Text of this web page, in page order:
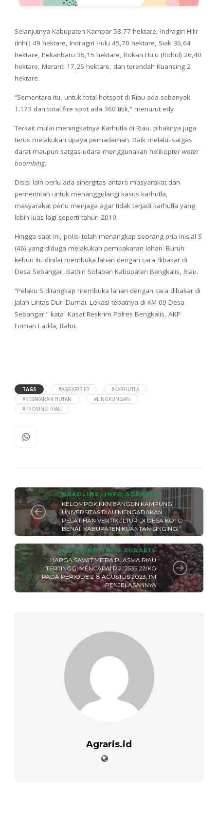
Selanjutnya Kabupaten Kampar 58,77 hektare, Indragiri Hilir
(Inhil) 49 hektare, Indragiri Hulu 45,70 hektare, Siak 36,64
hektare, Pekanbaru 35,15 hektare, Rokan Hulu (Rohul) 26,40
hektare, Meranti 17,25 hektare, dan terendah Kuansing 2
hektare.
“Sementara itu, untuk total hotspot di Riau ada sebanyak
1.173 dan total fire spot ada 360 titik,” menurut edy
Terkait mulai meningkatnya Karhutla di Riau, pihaknya juga
terus melakukan upaya pemadaman. Baik melalui satgas
darat maupun satgas udara menggunakan helikopter water
boombing.
Disisi lain perlu ada sinergitas antara masyarakat dan
pemerintah untuk menanggulangi kasus karhutla,
masyarakat perlu menjaga agar tidak terjadi karhutla yang
lebih luas lagi seperti tahun 2019.
Hingga saat ini, polisi telah menangkap seorang pria inisial S
(46) yang diduga melakukan pembakaran lahan. Buruh
kebun itu dinilai membuka lahan dengan cara dibakar di
Desa Sebangar, Bathin Solapan Kabupaten Bengkalis, Riau.
“Pelaku S ditangkap membuka lahan dengan cara dibakar di
Jalan Lintas Duri-Dumai. Lokasi tepatnya di KM 09 Desa
Sebangar,” kata Kasat Reskrim Polres Bengkalis, AKP
Firman Fadila, Rabu.
TAGS #AGRARIS.ID
#KARHUTLA
#KEBAKARAN HUTAN
#LINGKUNGAN
#PROVINSI RIAU
HEADLINE ,INFO AGRARIS
KELOMPOK KKN BANGUN KAMPUNG
UNIVERSITAS RIAU MENGADAKAN
PELATIHAN VERTIKULTUR DI DESA KOTO
BENAI, KABUPATEN KUANTAN SINGINGI
HEADLINE,INFO AGRARIS
HARGA SAWIT MITRA PLASMA RIAU
TERTINGGI MENCAPAI RP. 2535,22/KG
PADA PERIODE 2-8 AGUSTUS 2023, INI
PENJELASANNYA
Agraris.id